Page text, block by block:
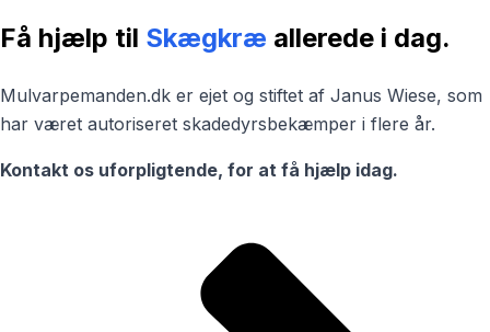
Få hjælp til Skægkræ allerede i dag.
Mulvarpemanden.dk er ejet og stiftet af Janus Wiese, som
har været autoriseret skadedyrsbekæmper i flere år.
Kontakt os uforpligtende, for at få hjælp idag.